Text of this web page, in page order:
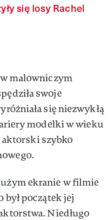
się losy Rachel
w malowniczym
swoje
się niezwykłą
modelki w wieku
aktorski szybko
ekranie w filmie
początek jej
Niedługo